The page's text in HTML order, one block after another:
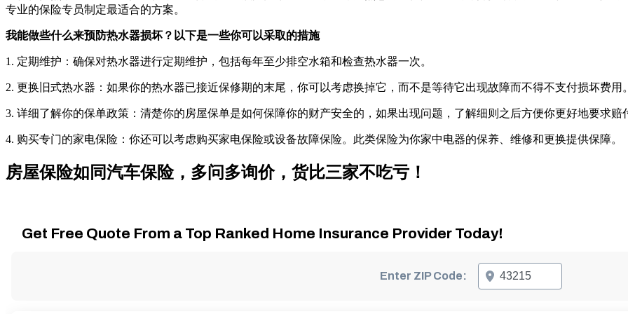
专业的保险专员制定最适合的方案。
我能做些什么来预防热水器损坏？以下是一些你可以采取的措施
1. 定期维护：确保对热水器进行定期维护，包括每年至少排空水箱和检查热水器一次。
2. 更换旧式热水器：如果你的热水器已接近保修期的末尾，你可以考虑换掉它，而不是等待它出现故障而不得不支付损坏费用。
3. 详细了解你的保单政策：清楚你的房屋保单是如何保障你的财产安全的，如果出现问题，了解细则之后方便你更好地要求赔
4. 购买专门的家电保险：你还可以考虑购买家电保险或设备故障保险。此类保险为你家中电器的保养、维修和更换提供保障。
房屋保险如同汽车保险，多问多询价，货比三家不吃亏！